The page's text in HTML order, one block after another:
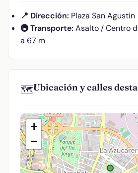
📍 Dirección: Plaza San Agustin
🚇 Transporte: Asalto / Centro
a 67 m
🗺️Ubicación y calles
+
−